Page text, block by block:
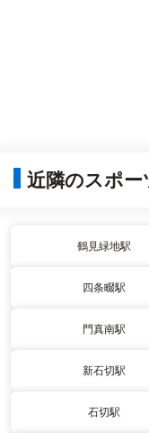
近隣のスポ
鶴見緑地駅
四条畷駅
門真南駅
新石切駅
石切駅